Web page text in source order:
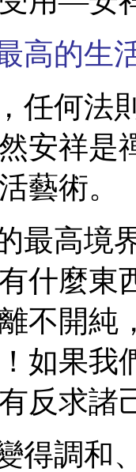
高的生
任何法
安祥是
藝術。
最高境
什麼東
不開純
如果我
反求諸
得調和